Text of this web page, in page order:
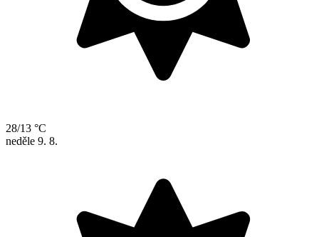
28/13 °C
neděle 9. 8.